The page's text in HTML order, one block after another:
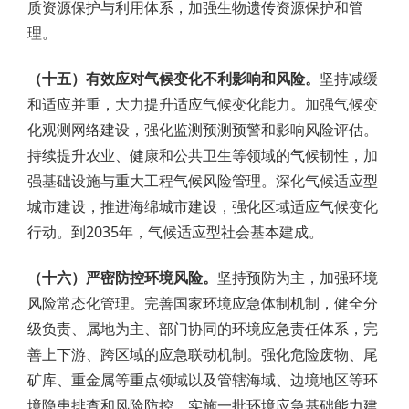
质资源保护与利用体系，加强生物遗传资源保护和管
理。
（十五）有效应对气候变化不利影响和风险。 坚持减缓
和适应并重，大力提升适应气候变化能力。加强气候变
化观测网络建设，强化监测预测预警和影响风险评估。
持续提升农业、健康和公共卫生等领域的气候韧性，加
强基础设施与重大工程气候风险管理。深化气候适应型
城市建设，推进海绵城市建设，强化区域适应气候变化
行动。到2035年，气候适应型社会基本建成。
（十六）严密防控环境风险。 坚持预防为主，加强环境
风险常态化管理。完善国家环境应急体制机制，健全分
级负责、属地为主、部门协同的环境应急责任体系，完
善上下游、跨区域的应急联动机制。强化危险废物、尾
矿库、重金属等重点领域以及管辖海域、边境地区等环